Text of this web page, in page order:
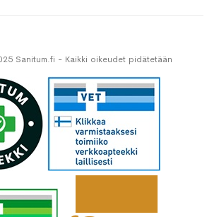
Sanitum.fi - Kaikki oikeudet pidätetään